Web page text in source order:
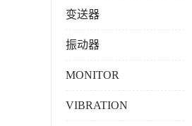
变送器
振动器
MONITOR
VIBRATION